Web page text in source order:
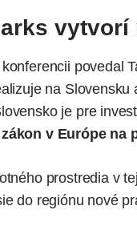
povedal
na Slovensku
je pre
v Európe na
prostredia v
do regiónu nové